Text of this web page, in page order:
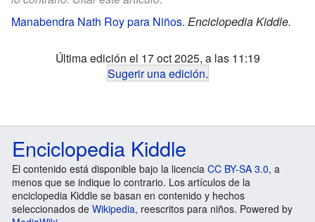
Manabendra Nath Roy para Niños. Enciclopedia Kiddle.
Última edición el 17 oct 2025, a las 11:19
Sugerir una edición.
Enciclopedia Kiddle
El contenido está disponible bajo la licencia CC BY-SA 3.0, a
menos que se indique lo contrario. Los artículos de la
enciclopedia Kiddle se basan en contenido y hechos
seleccionados de Wikipedia, reescritos para niños. Powered by